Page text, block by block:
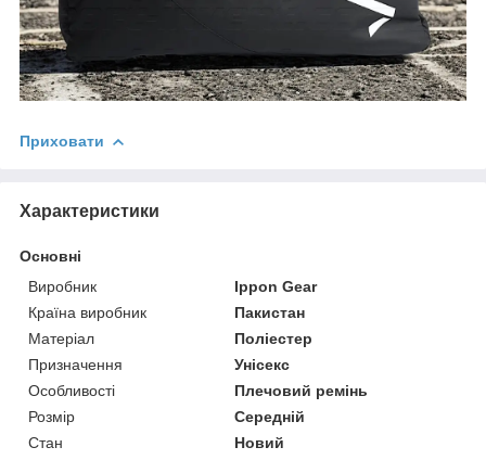
Приховати
Характеристики
Основні
Виробник
Ippon Gear
Країна виробник
Пакистан
Матеріал
Поліестер
Призначення
Унісекс
Особливості
Плечовий ремінь
Розмір
Середній
Стан
Новий